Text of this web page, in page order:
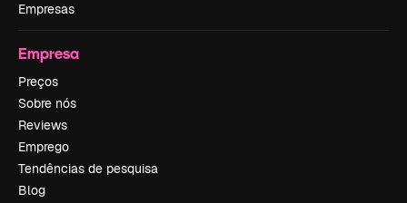
Empresas
Empresa
Preços
Sobre nós
Reviews
Emprego
Tendências de pesquisa
Blog